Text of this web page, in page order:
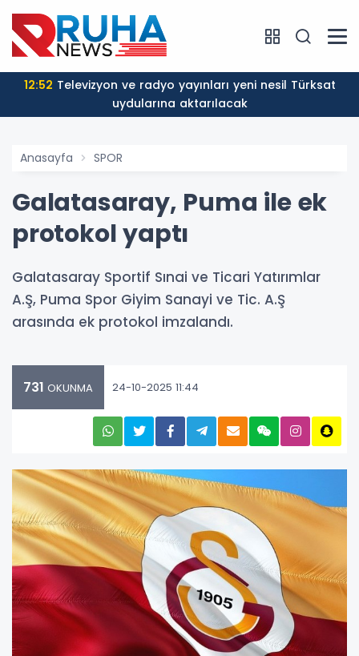
12:52
uydularına aktarılacak
Anasayfa SPOR
Galatasaray, Puma ile ek
protokol yaptı
Galatasaray Sportif Sınai ve Ticari Yatırımlar
A.Ş, Puma Spor Giyim Sanayi ve Tic. A.Ş
arasında ek protokol imzalandı.
731 OKUNMA 24-10-2025 11:44